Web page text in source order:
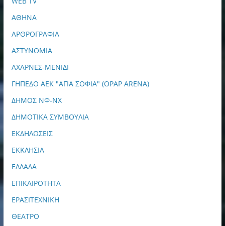
ΑΘΗΝΑ
ΑΡΘΡΟΓΡΑΦΙΑ
ΑΣΤΥΝΟΜΙΑ
ΑΧΑΡΝΕΣ-ΜΕΝΙΔΙ
ΓΗΠΕΔΟ ΑΕΚ "ΑΓΙΑ ΣΟΦΙΑ" (OPAP ARENA)
ΔΗΜΟΣ ΝΦ-ΝΧ
ΔΗΜΟΤΙΚΑ ΣΥΜΒΟΥΛΙΑ
ΕΚΔΗΛΩΣΕΙΣ
ΕΚΚΛΗΣΙΑ
ΕΛΛΑΔΑ
ΕΠΙΚΑΙΡΟΤΗΤΑ
ΕΡΑΣΙΤΕΧΝΙΚΗ
ΘΕΑΤΡΟ